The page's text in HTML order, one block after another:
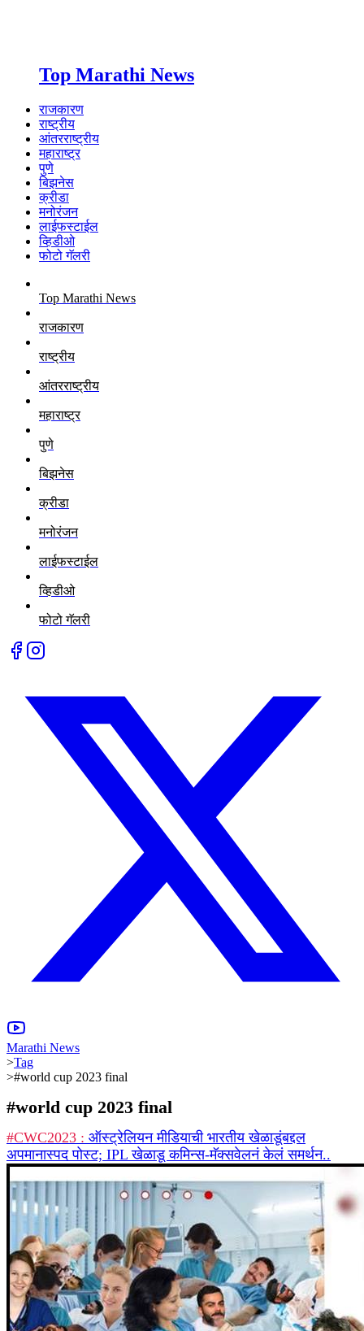
Top Marathi News
राजकारण
राष्ट्रीय
आंतरराष्ट्रीय
महाराष्ट्र
पुणे
बिझनेस
क्रीडा
मनोरंजन
लाईफस्टाईल
व्हिडीओ
फोटो गॅलरी
Top Marathi News
राजकारण
राष्ट्रीय
आंतरराष्ट्रीय
महाराष्ट्र
पुणे
बिझनेस
क्रीडा
मनोरंजन
लाईफस्टाईल
व्हिडीओ
फोटो गॅलरी
Marathi News
>Tag
>#world cup 2023 final
#world cup 2023 final
#CWC2023 : ऑस्ट्रेलियन मीडियाची भारतीय खेळाडूंबद्दल
अपमानास्पद पोस्ट; IPL खेळाडू कमिन्स-मॅक्सवेलनं केलं समर्थन..